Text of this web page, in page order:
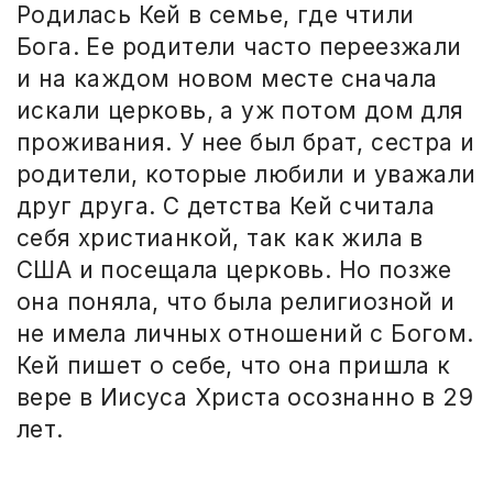
Родилась Кей в семье, где чтили
Бога. Ее родители часто переезжали
и на каждом новом месте сначала
искали церковь, а уж потом дом для
проживания. У нее был брат, сестра и
родители, которые любили и уважали
друг друга. С детства Кей считала
себя христианкой, так как жила в
США и посещала церковь. Но позже
она поняла, что была религиозной и
не имела личных отношений с Богом.
Кей пишет о себе, что она пришла к
вере в Иисуса Христа осознанно в 29
лет.